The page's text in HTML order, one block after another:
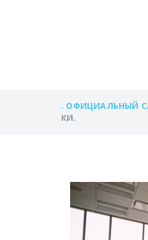
. ОФИЦИАЛЬНЫЙ
КИ.